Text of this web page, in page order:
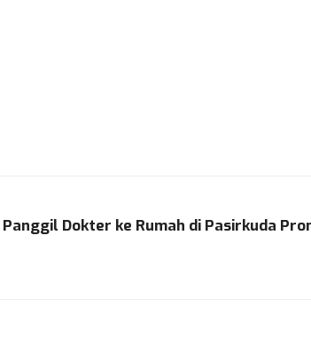
Panggil Dokter ke Rumah di Pasirkuda